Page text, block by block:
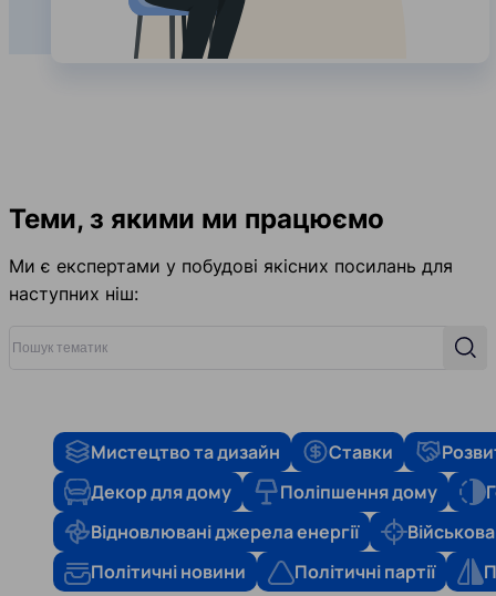
Теми, з якими ми працюємо
Ми є експертами у побудові якісних посилань для
наступних ніш:
Мистецтво та дизайн Ставки
Декор для дому
Поліпшення дому
Відновлювані джерела енергії
Політичні новини
Політичні партії